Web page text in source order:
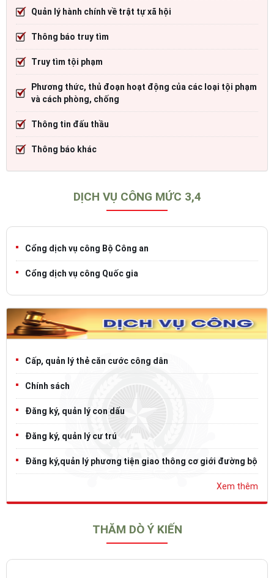
Quản lý hành chính về trật tự xã hội
Thông báo truy tìm
Truy tìm tội phạm
Phương thức, thủ đoạn hoạt động của các loại tội phạm
và cách phòng, chống
Thông tin đấu thầu
Thông báo khác
DỊCH VỤ CÔNG MỨC 3,4
Cổng dịch vụ công Bộ Công an
Cổng dịch vụ công Quốc gia
Cấp, quản lý thẻ căn cước công dân
Chính sách
Đăng ký, quản lý con dấu
Đăng ký, quản lý cư trú
Đăng ký,quản lý phương tiện giao thông cơ giới đường bộ
Xem thêm
THĂM DÒ Ý KIẾN